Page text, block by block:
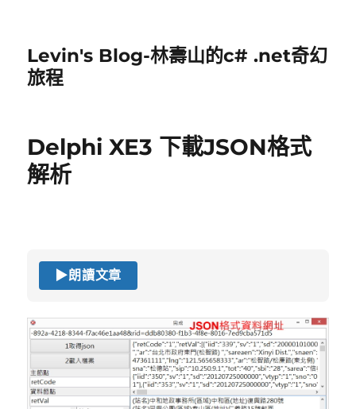
Levin's Blog-林壽山的c# .net奇幻
旅程
Delphi XE3 下載JSON格式
解析
▶朗讀文章